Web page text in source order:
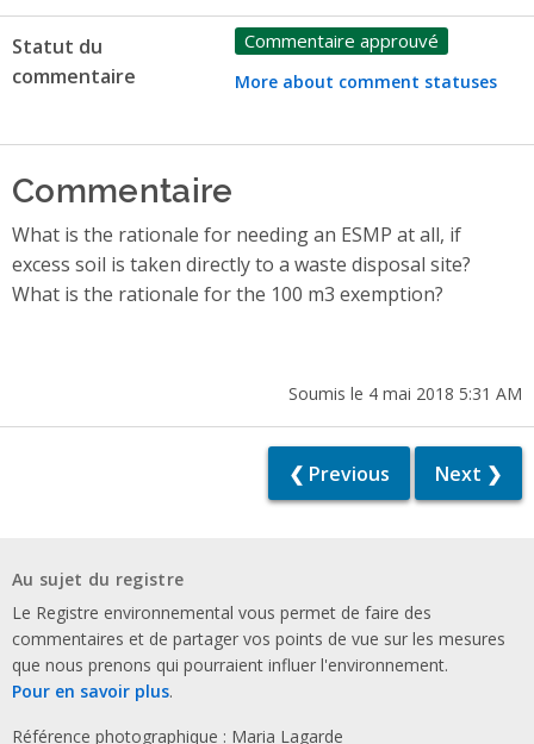
Statut du
commentaire
Commentaire approuvé
More about comment statuses
Commentaire
What is the rationale for needing an ESMP at all, if
excess soil is taken directly to a waste disposal site?
What is the rationale for the 100 m3 exemption?
Soumis le 4 mai 2018 5:31 AM
❮ Previous Next ❯
Au sujet du registre
Le Registre environnemental vous permet de faire des
commentaires et de partager vos points de vue sur les mesures
que nous prenons qui pourraient influer l'environnement.
Pour en savoir plus.
Référence photographique : Maria Lagarde